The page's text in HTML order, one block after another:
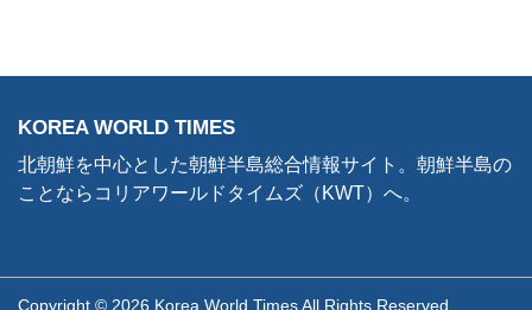
KOREA WORLD TIMES
北朝鮮を中心とした朝鮮半島総合情報サイト。朝鮮半島の
ことならコリアワールドタイムズ（KWT）へ。
Copyright © 2026 Korea World Times All Rights Reserved